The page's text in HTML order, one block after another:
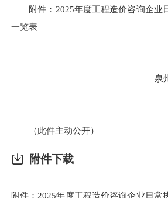
附件：2025年度工程造价咨询企业
一览表
泉
（此件主动公开）
附件下载
附件：2025年度工程造价咨询企业日常